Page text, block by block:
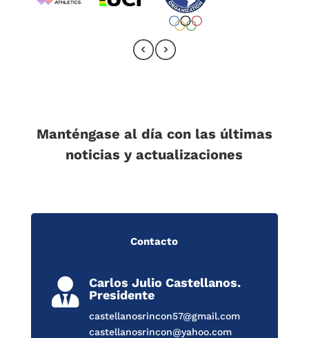
Manténgase al día con las últimas
noticias y actualizaciones
Contacto

Carlos Julio Castellanos.
Presidente
castellanosrincon57@gmail.com
castellanosrincon@yahoo.com